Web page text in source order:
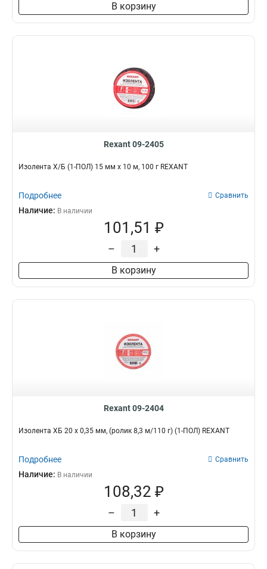
В корзину
Rexant 09-2405
Изолента Х/Б (1-ПОЛ) 15 мм х 10 м, 100 г REXANT
Подробнее Сравнить
Наличие: В наличии
101,51 ₽
– +
В корзину
Rexant 09-2404
Изолента ХБ 20 х 0,35 мм, (ролик 8,3 м/110 г) (1-ПОЛ) REXANT
Подробнее Сравнить
Наличие: В наличии
108,32 ₽
– +
В корзину